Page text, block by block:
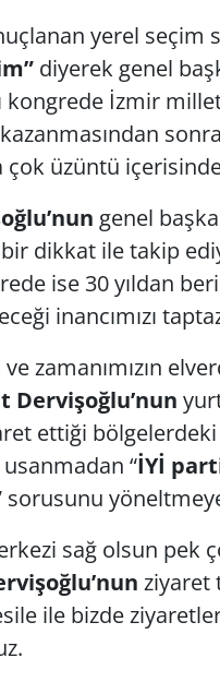
yerel seçim
diyerek genel
kongrede İzmir
kazanmasından
üzüntü
genel
dikkat ile takip
ise 30 yıldan
inancımızı
zamanımızın
Dervişoğlu’nun
ettiği
“İYİ
sorusunu
sağ olsun pek
ziyaret
ile bizde